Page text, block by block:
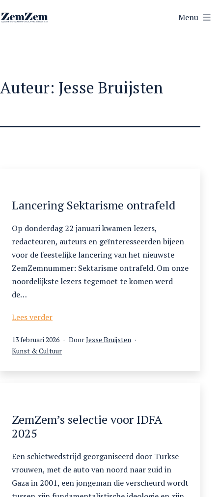
naar
Menu
Auteur: Jesse Bruijsten
Lancering Sektarisme ontrafeld
Op donderdag 22 januari kwamen lezers,
redacteuren, auteurs en geïnteresseerden bijeen
voor de feestelijke lancering van het nieuwste
ZemZemnummer: Sektarisme ontrafeld. Om onze
noordelijkste lezers tegemoet te komen werd
de…
Lees verderLancering
ontrafeld
Gepubliceerd
op
13 februari 2026 DoorJesse Bruijsten
Gecategoriseerd
Kunst & Cultuur
ZemZem’s selectie voor IDFA
2025
Een schietwedstrijd georganiseerd door Turkse
vrouwen, met de auto van noord naar zuid in
Gaza in 2001, een jongeman die verscheurd wordt